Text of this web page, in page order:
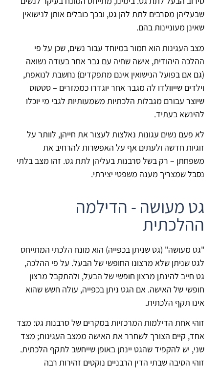
שבעליהן מסרבים לתת להן גט, ובכך כובלים אותן לנישואין
שאינן מעוניינות בהם.
מצב העגינות הוא חמור במיוחד עבור נשים, שכן על פי
ההלכה היהודית, אישה שחיה עם גבר אחר בעודה נשואה
(גם אם בפועל הנישואין אינם מתפקדים) נחשבת לנואפת,
וילדים שייוולדו לה מגבר אחר יוגדרו כממזרים – סטטוס
שיוצר עבורם מגבלות הלכתיות משמעותיות לגבי מי יוכלו
להינשא בעתיד.
לא פעם נשים עגונות נאלצות לעצור את חייהן, לוותר על
זוגיות חדשה ולעתים אף על האפשרות להרחיב את
משפחתן – רק בשל סרבנות בעליהן לתת גט. זהו מצב בלתי
נסבל שמצריך מענה משפטי יצירתי.
גט מעושה - הדילמה
ההלכתית
"גט מעושה" (גט שניתן בכפייה) הוא מונח הלכתי המתייחס
לגט שניתן שלא מרצונו החופשי של הבעל. על פי ההלכה,
גט חייב להינתן מרצון חופשי של הבעל, ולהתקבל מרצון
חופשי של האישה. אם הגט ניתן בכפייה, עולה חשש שהוא
אינו תקף הלכתית.
זוהי אחת הדילמות המרכזיות במקרים של סרבנות גט: מצד
אחד, קיים הצורך לשחרר את האישה ממצב העגינות; מצד
שני, יש להקפיד שהגט יינתן באופן שייחשב לתקף הלכתית.
זוהי הסיבה שבתי הדין הרבניים נוקטים זהירות רבה